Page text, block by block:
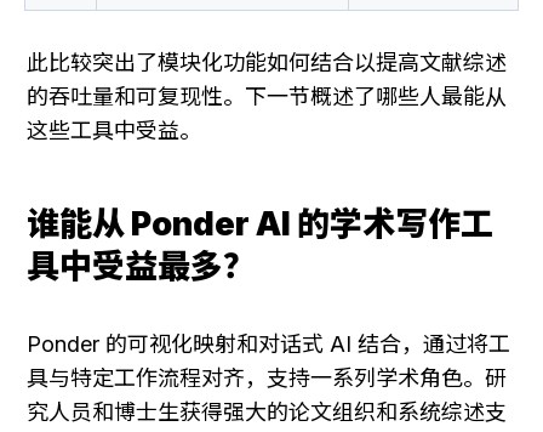
此比较突出了模块化功能如何结合以提高文献综述
的吞吐量和可复现性。下一节概述了哪些人最能从
这些工具中受益。
谁能从 Ponder AI 的学术写作工
具中受益最多？
Ponder 的可视化映射和对话式 AI 结合，通过将工
具与特定工作流程对齐，支持一系列学术角色。研
究人员和博士生获得强大的论文组织和系统综述支